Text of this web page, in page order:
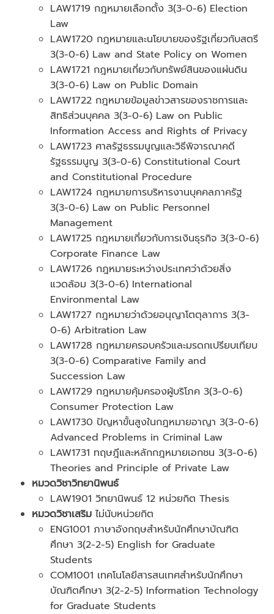
LAW1719 กฎหมายเลือกตั้ง 3(3-0-6) Election
Law
LAW1720 กฎหมายและนโยบายของรัฐเกี่ยวกับสตรี
3(3-0-6) Law and State Policy on Women
LAW1721 กฎหมายเกี่ยวกับทรัพย์สินของแผ่นดิน
3(3-0-6) Law on Public Domain
LAW1722 กฎหมายข้อมูลข่าวสารของราชการและ
สิทธิส่วนบุคคล 3(3-0-6) Law on Public
Information Access and Rights of Privacy
LAW1723 ศาลรัฐธรรมนูญและวิธีพิจารณาคดี
รัฐธรรมนูญ 3(3-0-6) Constitutional Court
and Constitutional Procedure
LAW1724 กฎหมายการบริหารงานบุคคลภาครัฐ
3(3-0-6) Law on Public Personnel
Management
LAW1725 กฎหมายเกี่ยวกับการเงินธุรกิจ 3(3-0-6)
Corporate Finance Law
LAW1726 กฎหมายระหว่างประเทศว่าด้วยสิ่ง
แวดล้อม 3(3-0-6) International
Environmental Law
LAW1727 กฎหมายว่าด้วยอนุญาโตตุลาการ 3(3-
0-6) Arbitration Law
LAW1728 กฎหมายครอบครัวและมรดกเปรียบเทียบ
3(3-0-6) Comparative Family and
Succession Law
LAW1729 กฎหมายคุ้มครองผู้บริโภค 3(3-0-6)
Consumer Protection Law
LAW1730 ปัญหาขั้นสูงในกฎหมายอาญา 3(3-0-6)
Advanced Problems in Criminal Law
LAW1731 ทฤษฎีและหลักกฎหมายเอกชน 3(3-0-6)
Theories and Principle of Private Law
หมวดวิชาวิทยานิพนธ์
LAW1901 วิทยานิพนธ์ 12 หน่วยกิต Thesis
หมวดวิชาเสริมไม่นับหน่วยกิต
ENG1001 ภาษาอังกฤษสำหรับนักศึกษาบัณฑิต
ศึกษา 3(2-2-5) English for Graduate
Students
COM1001 เทคโนโลยีสารสนเทศสำหรับนักศึกษา
บัณฑิตศึกษา 3(2-2-5) Information Technology
for Graduate Students